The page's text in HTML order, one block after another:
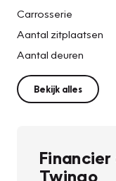
Carrosserie
Aantal zitplaatsen
Aantal deuren
Bekijk alles
Financier
Twingo